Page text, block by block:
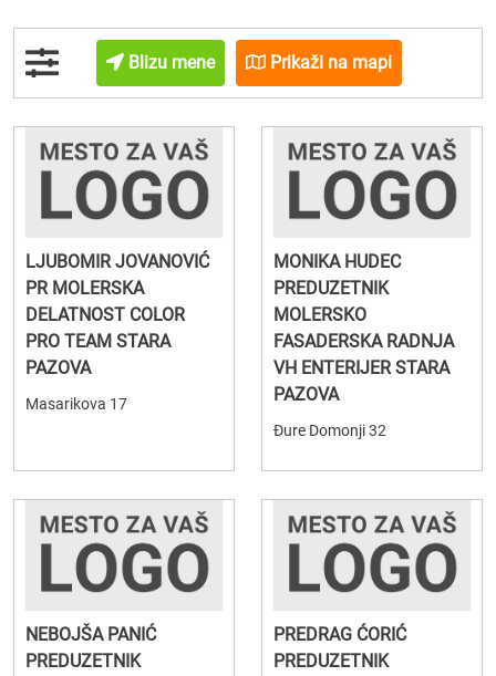
Blizu mene Prikaži na mapi
LJUBOMIR JOVANOVIĆ
PR MOLERSKA
DELATNOST COLOR
PRO TEAM STARA
PAZOVA
Masarikova 17
MONIKA HUDEC
PREDUZETNIK
MOLERSKO
FASADERSKA RADNJA
VH ENTERIJER STARA
PAZOVA
Đure Domonji 32
NEBOJŠA PANIĆ
PREDUZETNIK
PREDRAG ĆORIĆ
PREDUZETNIK